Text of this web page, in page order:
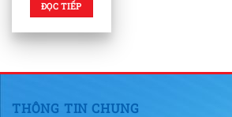
ĐỌC TIẾP
THÔNG TIN CHUNG